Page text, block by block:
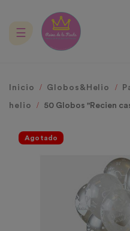
Navegación
☰
Inicio Globos&Helio
helio 50 Globos "Recien
Agotado